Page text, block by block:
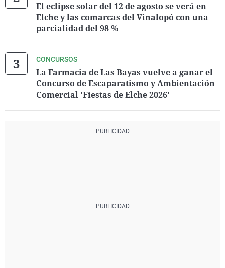
El eclipse solar del 12 de agosto se verá en
Elche y las comarcas del Vinalopó con una
parcialidad del 98 %
CONCURSOS
La Farmacia de Las Bayas vuelve a ganar el
Concurso de Escaparatismo y Ambientación
Comercial 'Fiestas de Elche 2026'